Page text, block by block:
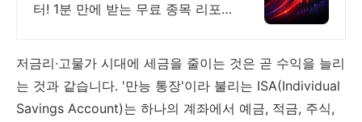
터! 1분 만에 받는 무료 종목 리포
저금리·고물가 시대에 세금을 줄이는 것은 곧 수익을 늘리
는 것과 같습니다. '만능 통장'이라 불리는 ISA(Individual
Savings Account)는 하나의 계좌에서 예금, 적금, 주식,